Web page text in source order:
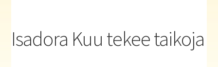
Isadora Kuu tekee taikoja